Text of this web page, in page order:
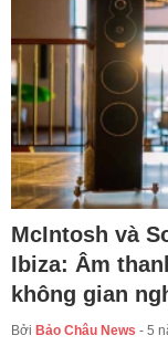
McIntosh và
Ibiza: Âm
không gian
Bởi Bảo Châu News - 5